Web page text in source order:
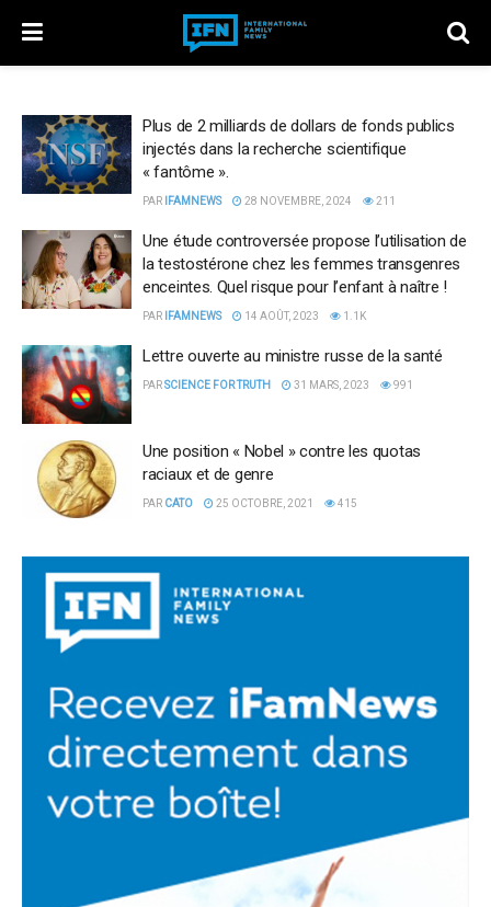
Plus de 2 milliards de dollars de fonds publics
injectés dans la recherche scientifique
« fantôme ».
PAR IFAMNEWS 28 NOVEMBRE, 2024 211
Une étude controversée propose l’utilisation de
la testostérone chez les femmes transgenres
enceintes. Quel risque pour l’enfant à naître !
PAR IFAMNEWS 14 AOÛT, 2023 1.1K
Lettre ouverte au ministre russe de la santé
PARSCIENCE FOR TRUTH 31 MARS, 2023 991
Une position « Nobel » contre les quotas
raciaux et de genre
PAR CATO 25 OCTOBRE, 2021 415